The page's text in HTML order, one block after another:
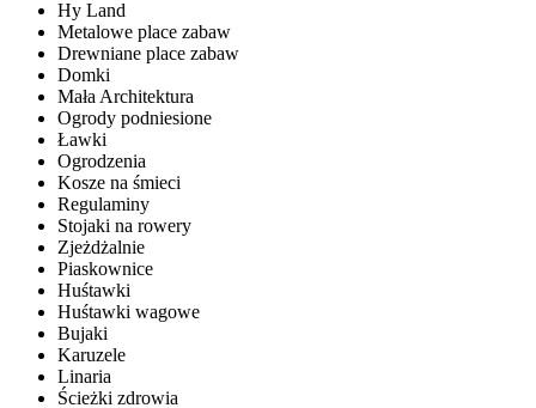
Hy Land
Metalowe place zabaw
Drewniane place zabaw
Domki
Mała Architektura
Ogrody podniesione
Ławki
Ogrodzenia
Kosze na śmieci
Regulaminy
Stojaki na rowery
Zjeżdżalnie
Piaskownice
Huśtawki
Huśtawki wagowe
Bujaki
Karuzele
Linaria
Ścieżki zdrowia